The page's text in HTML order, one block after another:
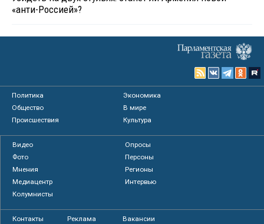
«анти-Россией»?
Политика
Экономика
Общество
В мире
Происшествия
Культура
Видео
Опросы
Фото
Персоны
Мнения
Регионы
Медиацентр
Интервью
Колумнисты
Контакты Реклама Вакансии